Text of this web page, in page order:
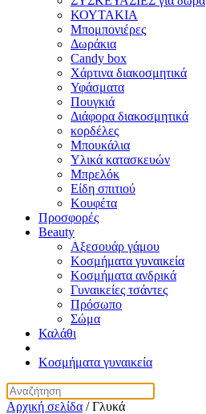
ΚΟΥΤΑΚΙΑ
Μπομπονιέρες
Δωράκια
Candy box
Χάρτινα διακοσμητικά
Υφάσματα
Πουγκιά
Διάφορα διακοσμητικά
κορδέλες
Μπουκάλια
Υλικά κατασκευών
Μπρελόκ
Είδη σπιτιού
Κουφέτα
Προσφορές
Beauty
Αξεσουάρ γάμου
Κοσμήματα γυναικεία
Κοσμήματα ανδρικά
Γυναικείες τσάντες
Πρόσωπο
Σώμα
Καλάθι
Κοσμήματα γυναικεία
Αρχική σελίδα / Γλυκά